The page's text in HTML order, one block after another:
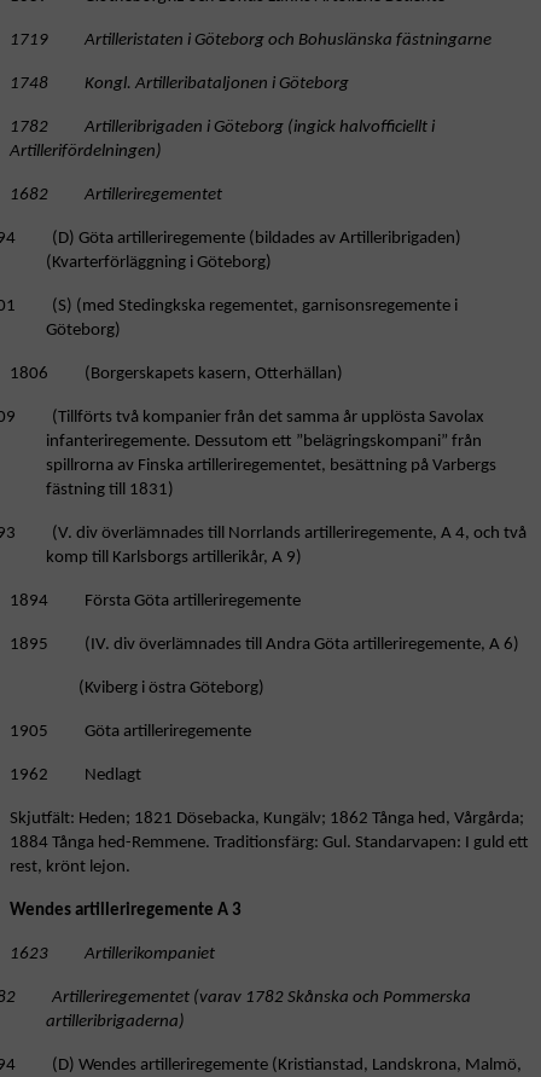
1719 Artilleristaten i Göteborg och Bohuslänska fästningarne
1748 Kongl. Artilleribataljonen i Göteborg
1782 Artilleribrigaden i Göteborg (ingick halvofficiellt i
Artillerifördelningen)
1682 Artilleriregementet
(D) Göta artilleriregemente (bildades av Artilleribrigaden)
(Kvarterförläggning i Göteborg)
(S) (med Stedingkska regementet, garnisonsregemente i
Göteborg)
1806 (Borgerskapets kasern, Otterhällan)
(Tillförts två kompanier från det samma år upplösta Savolax
infanteriregemente. Dessutom ett ”belägringskompani” från
spillrorna av Finska artilleriregementet, besättning på Varbergs
fästning till 1831)
(V. div överlämnades till Norrlands artilleriregemente, A 4, och två
komp till Karlsborgs artillerikår, A 9)
1894 Första Göta artilleriregemente
1895 (IV. div överlämnades till Andra Göta artilleriregemente, A 6)
(Kviberg i östra Göteborg)
1905 Göta artilleriregemente
1962 Nedlagt
Skjutfält: Heden; 1821 Dösebacka, Kungälv; 1862 Tånga hed, Vårgårda;
1884 Tånga hed-Remmene. Traditionsfärg: Gul. Standarvapen: I guld ett
rest, krönt lejon.
Wendes artilleriregemente A 3
1623 Artillerikompaniet
Artilleriregementet (varav 1782 Skånska och Pommerska
artilleribrigaderna)
(D) Wendes artilleriregemente (Kristianstad, Landskrona, Malmö,